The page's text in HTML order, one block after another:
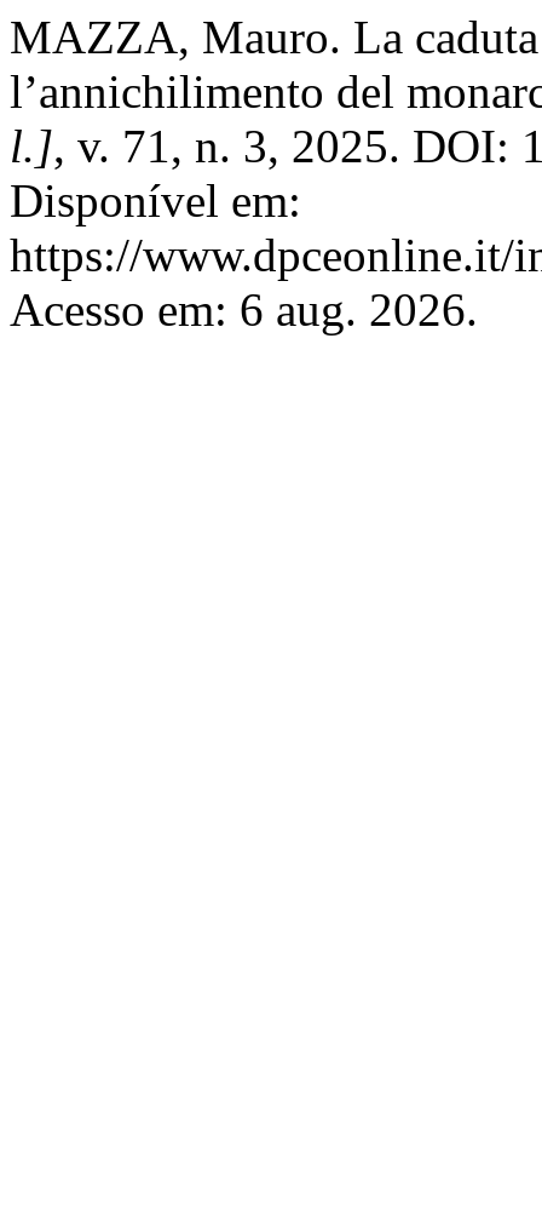
MAZZA, Mauro. La caduta
l’annichilimento del
l.], v. 71, n. 3, 2025. DOI:
Disponível em:
https://www.dpceonline.it/
Acesso em: 6 aug. 2026.